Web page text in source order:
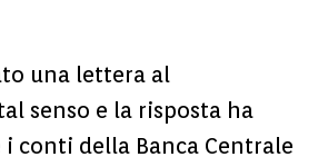
una lettera al
senso e la risposta ha
conti della Banca Centrale